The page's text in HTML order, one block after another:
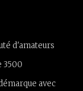
d'amateurs
3500
avec